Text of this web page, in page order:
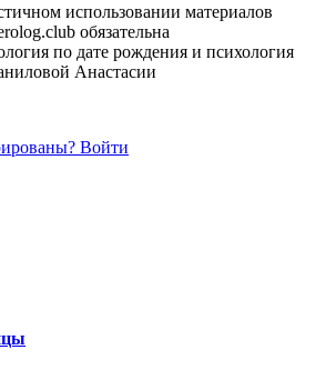
использовании материалов
обязательна
по дате рождения и психология
Анастасии
Войти